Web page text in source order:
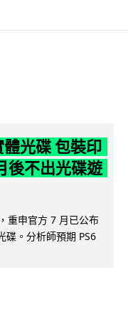
光碟 包裝印
後不出光碟遊
重申官方 7 月已公布
碟。分析師預期 PS6